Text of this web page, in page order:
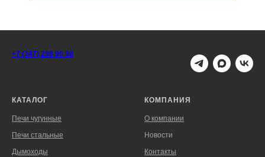
+7 (347) 298 90 98
КАТАЛОГ
Печи чугунные
Печи стальные
Дымоходы
КОМПАНИЯ
О компании
Новости
Контакты